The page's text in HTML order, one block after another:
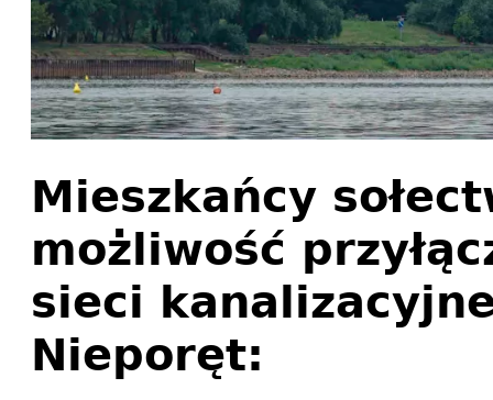
Mieszkańcy
możliwość
sieci
Nieporęt: